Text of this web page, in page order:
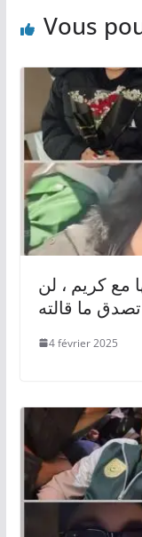
Vous
مع كريم ، لن
تصدق ما قالته
4 février 2025